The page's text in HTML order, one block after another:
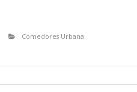
Comedores Urbana